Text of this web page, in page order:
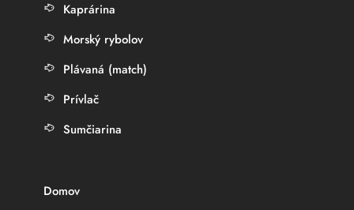
Kaprárina
Morský rybolov
Plávaná (match)
Prívlač
Sumčiarina
Domov